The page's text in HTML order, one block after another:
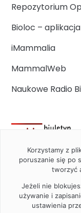
Repozytorium
Bioloc –
iMammalia
MammalWeb
Naukowe Radio
Korzystamy z
poruszanie się po
tworzyć
Jeżeli nie
używanie i
ustawienia